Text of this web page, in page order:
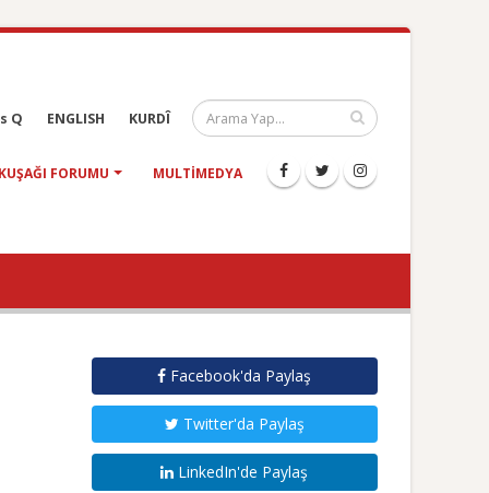
Q ENGLISH KURDÎ
FORUMU MULTIMEDYA
Facebook'da Paylaş
Twitter'da Paylaş
LinkedIn'de Paylaş